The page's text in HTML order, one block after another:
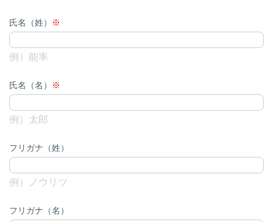
氏名（姓）
例）能率
氏名（名）
例）太郎
フリガナ（姓）
例）ノウリツ
フリガナ（名）